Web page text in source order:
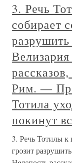
3. Речь
собирает
Рим. —
Тотила
покинут
3. Речь Тотилы
грозит